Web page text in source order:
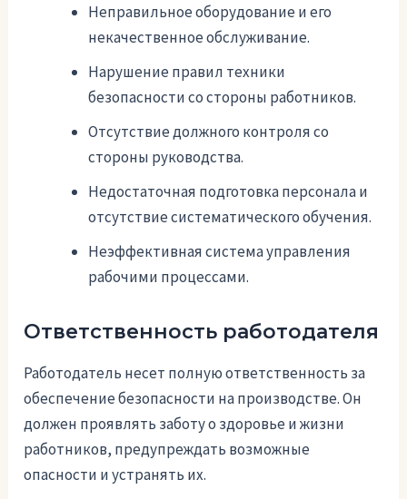
Неправильное оборудование и его
некачественное обслуживание.
Нарушение правил техники
безопасности со стороны работников.
Отсутствие должного контроля со
стороны руководства.
Недостаточная подготовка персонала и
отсутствие систематического обучения.
Неэффективная система управления
рабочими процессами.
Ответственность работодателя
Работодатель несет полную ответственность за
обеспечение безопасности на производстве. Он
должен проявлять заботу о здоровье и жизни
работников, предупреждать возможные
опасности и устранять их.